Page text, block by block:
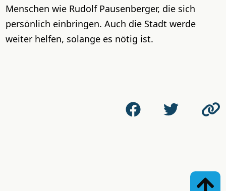
Menschen wie Rudolf Pausenberger, die sich
persönlich einbringen. Auch die Stadt werde
weiter helfen, solange es nötig ist.